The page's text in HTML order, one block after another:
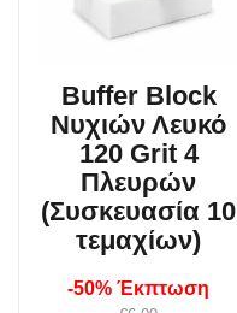
Buffer Block
Νυχιών Λευκό
120 Grit 4
Πλευρών
(Συσκευασία 10
τεμαχίων)
-50% Έκπτωση